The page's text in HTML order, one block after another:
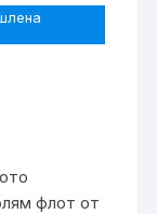
флот от